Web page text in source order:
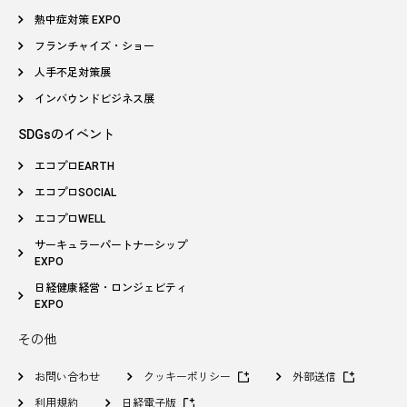
熱中症対策 EXPO
フランチャイズ・ショー
人手不足対策展
インバウンドビジネス展
SDGsのイベント
エコプロEARTH
エコプロSOCIAL
エコプロWELL
サーキュラーパートナーシップ
EXPO
日経健康経営・ロンジェビティ
EXPO
その他
お問い合わせ クッキーポリシー 外部送信
利用規約 日経電子版